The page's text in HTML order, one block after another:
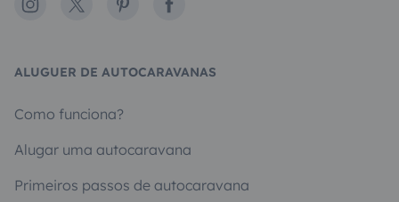
Instagram
X PinterestFacebook
ALUGUER DE AUTOCARAVANAS
Como funciona?
Alugar uma autocaravana
Primeiros passos de autocaravana